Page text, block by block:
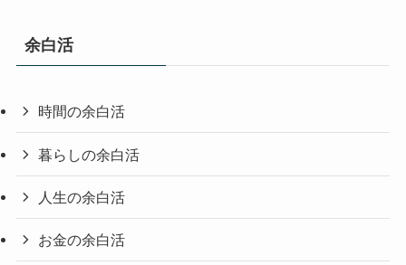
余白活
時間の余白活
暮らしの余白活
人生の余白活
お金の余白活